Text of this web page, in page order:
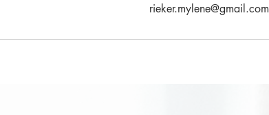
rieker.mylene@gmail.com